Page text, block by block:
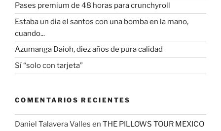
Pases premium de 48 horas para crunchyroll
Estaba un dia el santos con una bomba en la mano,
cuando...
Azumanga Daioh, diez años de pura calidad
Sí “solo con tarjeta”
COMENTARIOS RECIENTES
Daniel Talavera Valles en THE PILLOWS TOUR MEXICO